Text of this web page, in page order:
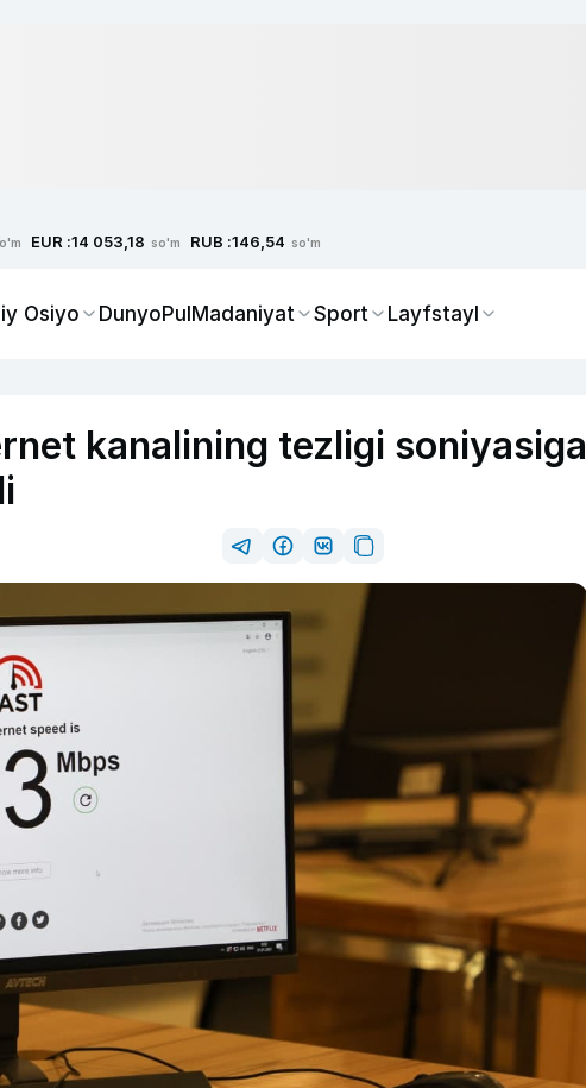
EUR :14 053,18 so'm RUB :146,54 so'm
Osiyo DunyoPulMadaniyat Sport Layfstayl
kanalining tezligi soniyasiga